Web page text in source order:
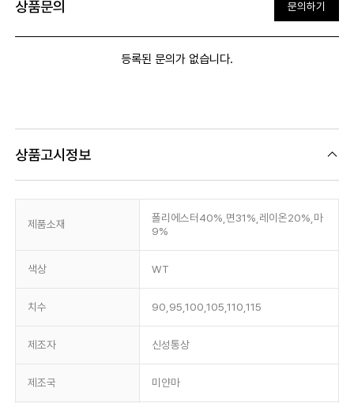
상품문의 문의하기
등록된 문의가 없습니다.
상품고시정보
제품소재
폴리에스터40%,면31%,레이온20%,마
9%
색상 WT
치수 90,95,100,105,110,115
제조자 신성통상
제조국 미얀마